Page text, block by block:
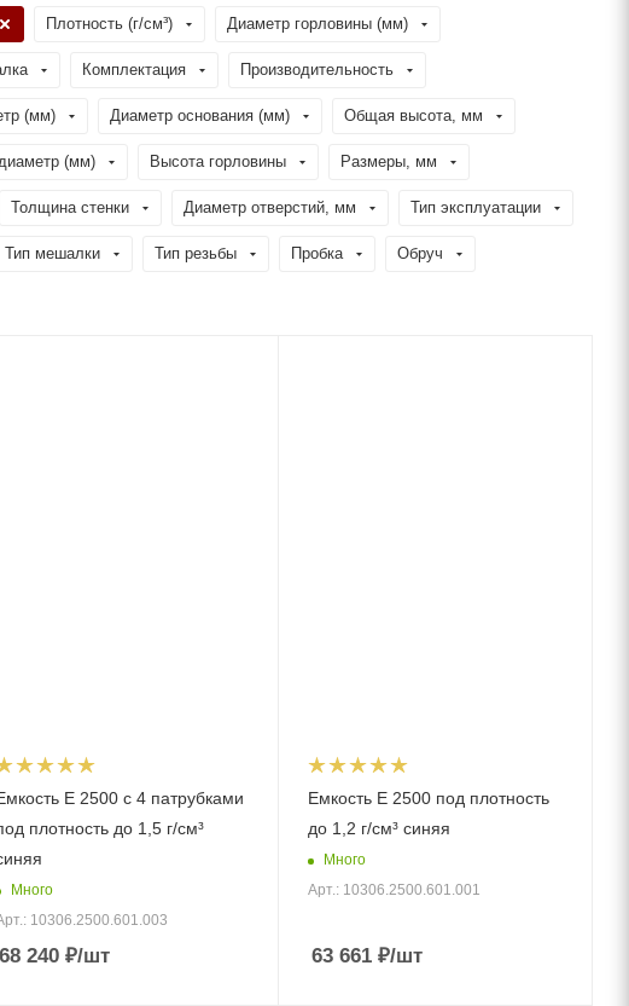
Плотность (г/см³) Диаметр горловины (мм)
Комплектация Производительность
(мм) Диаметр основания (мм) Общая высота, мм
(мм) Высота горловины Размеры, мм
Толщина стенки Диаметр отверстий, мм Тип эксплуатации
Тип мешалки Тип резьбы Пробка Обруч
E 2500 с 4 патрубками
плотность до 1,5 г/см³
Много
10306.2500.601.003
68 240₽/шт
Емкость E 2500 под плотность
до 1,2 г/см³ синяя
Много
Арт.: 10306.2500.601.001
63 661 ₽/шт